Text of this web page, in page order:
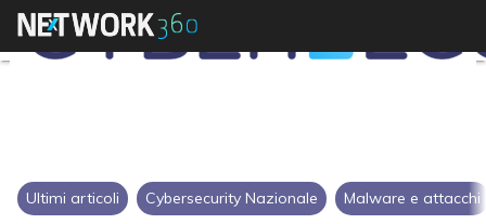
Ultimi articoli Cybersecurity Nazionale Malware e attacchi